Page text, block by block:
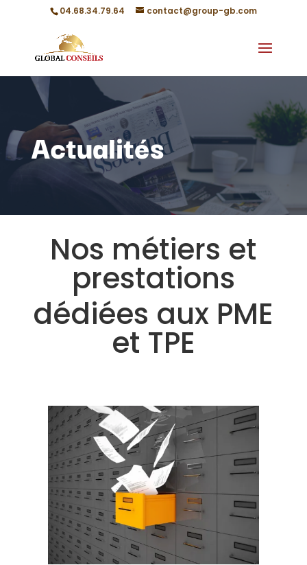
04.68.34.79.64 contact@group-gb.com
Actualités
Nos métiers et
prestations
dédiées aux PME
et TPE